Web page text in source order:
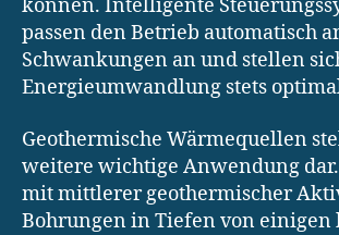
können. Intelligente
passen den Betrieb automatisch
Schwankungen an und stellen
Energieumwandlung stets
Geothermische Wärmequellen
weitere wichtige Anwendung
mit mittlerer geothermischer
Bohrungen in Tiefen von einigen